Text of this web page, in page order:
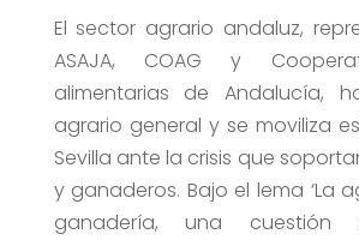
El sector agrario andaluz,
ASAJA, COAG y
alimentarias de Andalucía,
agrario general y se moviliza
Sevilla ante la crisis que
y ganaderos. Bajo el lema ‘La
ganadería, una cuestión